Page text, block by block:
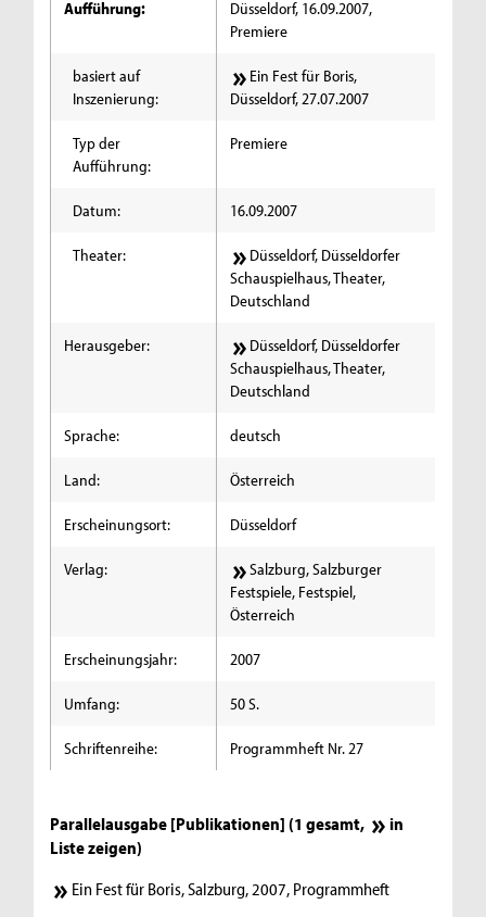
Aufführung:
Düsseldorf, 16.09.2007,
Premiere
basiert auf
Inszenierung:
Ein Fest für Boris,
Düsseldorf, 27.07.2007
Typ der
Aufführung:
Premiere
Datum: 16.09.2007
Theater:
Düsseldorf, Düsseldorfer
Schauspielhaus, Theater,
Deutschland
Herausgeber:
Düsseldorf, Düsseldorfer
Schauspielhaus, Theater,
Deutschland
Sprache: deutsch
Land: Österreich
Erscheinungsort: Düsseldorf
Verlag:
Salzburg, Salzburger
Festspiele, Festspiel,
Österreich
Erscheinungsjahr: 2007
Umfang: 50 S.
Schriftenreihe: Programmheft Nr. 27
Parallelausgabe [Publikationen] (1 gesamt,
in
Liste zeigen)
Ein Fest für Boris, Salzburg, 2007, Programmheft